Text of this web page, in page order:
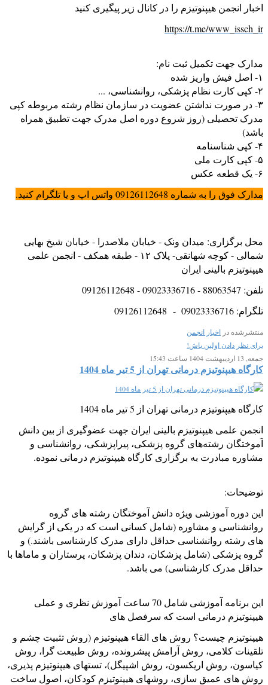
اخبار انجمن هیپنوتیزم را در کانال زیر پیگیری کنید
https://t.me/www_issch_ir
مدارک جهت تکمیل ثبت نام:
۱- اصل فیش واریز شده
۲- کپی کارت نظام پزشکی، روانشناسی، ...
۳- در صورت نداشتن عضویت در سازمان نظام رشته مربوطه کپی
مدرک تحصیلی (روز شروع دوره اصل مدرک جهت تطبیق همراه
باشد)
۴- کپی شناسنامه
۵- کپی کارت ملی
۶- یک قطعه عکس
مدارک فوق را به شماره 09126112648 واتس اپ و یا تلگرام کنید.
محل برگزاری: میدان ونک - خیابان ملاصدرا - خیابان شیخ بهایی
شمالی - کوچه شهانقی- پلاک ۱۲ - طبقه همکف - انجمن علمی
هیپنوتیزم بالینی ایران
تلفن: 88063547 - 09023336716 - 09126112648
تلگرام: 09023336716 - 09126112648
منتشرشده در اخبار انجمن
برای نظر دادن اولین باش!
جمعه, 13 ارديبهشت 1404 ساعت 15:43
کارگاه هیپنوتیزم درمانی تهران از 5 تیر ماه 1404
کارگاه هیپنوتیزم درمانی تهران از 5 تیر ماه 1404
انجمن علمی هیپنوتیزم بالینی ایران جهت عضوگیری از بین دانش
آموختگان رشته‌های گروه پزشکی، پیراپزشکی، روانشناسی و
مشاوره مبادرت به برگزاری کارگاه هیپنوتیزم درمانی نموده.
توضیحات:
این دوره آموزشی ویژه دانش آموختگان رشته های گروه
روانشناسی و مشاوره (شامل کسانی است که در یکی از گرایش
های رشته روانشناسی حداقل دارای مدرک کارشناسی باشند.) و
گروه پزشکی (شامل پزشکان، دندان پزشکان، پرستاران و ماماها با
حداقل مدرک کارشناسی) می باشد.
این برنامه آموزشی شامل 70 ساعت آموزش نظری و عملی
هیپنوتیزم درمانی است که سرفصل های
هیپنوتیزم چیست؟ روش های القاء هیپنوتیزم (روش تثبیت چشم و
تلقینات کلامی، روش آرامش پیشرونده، روش طبیعت گرا، روش
کیاسون، روش اریکسون، روش اشپیگل)، تستهای هیپنوتیزم پذیری،
روش های عمیق سازی، روشهای هیپنوتیزم کودکان، اصول ساخت